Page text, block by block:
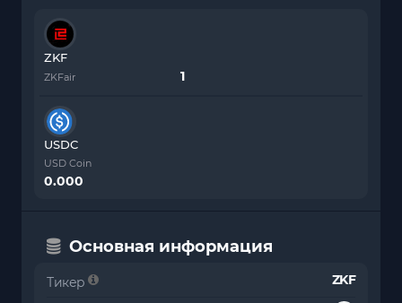
ZKF
ZKFair
USDC
USD Coin
0.000
Основная информация
Тикер ZKF